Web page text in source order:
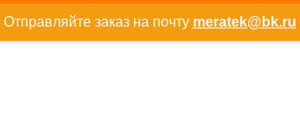
Отправляйте заказ на почту meratek@bk.ru